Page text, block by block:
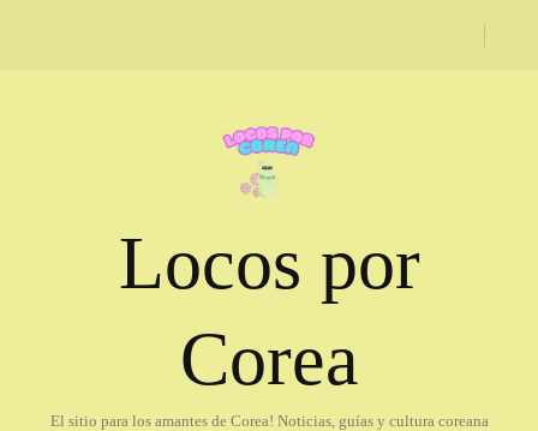
Locos por
Corea
El sitio para los amantes de Corea! Noticias, guías y cultura coreana